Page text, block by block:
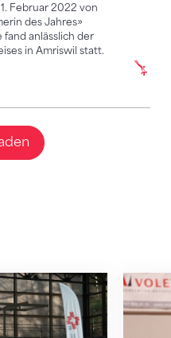
Februar 2022 von
des Jahres»
anlässlich der
in Amriswil statt.
fest